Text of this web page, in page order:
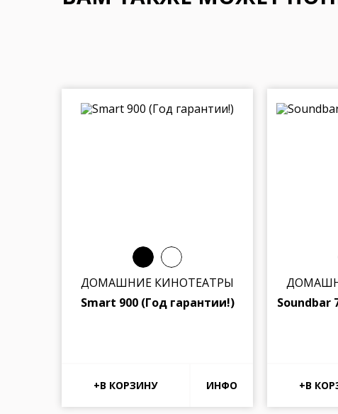
ДОМАШНИЕ КИНОТЕАТРЫ
Smart 900 (Год гарантии!)
ИНФО
Soundbar